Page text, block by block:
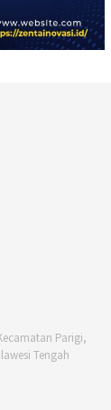
Parigi,
Tengah